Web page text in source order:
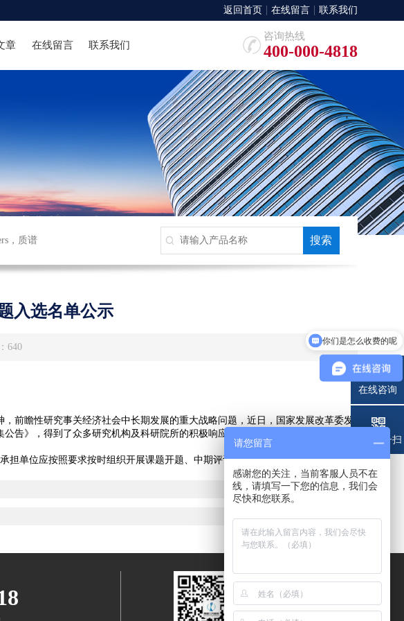
返回首页 在线留言 联系我们
章 在线留言 联系我们
咨询热线
400-000-4818
， 质谱
入选名单公示
640
瞻性研究事关经济社会中长期发展的重大战略问题，近日，国家发展改革委发
告》，得到了众多研究机构及科研院所的积极响应和大力支持。
单位应按照要求按时组织开展课题开题、中期评议和结题评审。
在线咨询
微信扫一扫
你们是怎么收费的呢
请您留言
感谢您的关注，当前客服人员不在
线，请填写一下您的信息，我们会
尽快和您联系。